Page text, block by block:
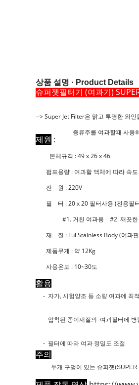
상품 설명 · Product Details
슈퍼젯필터기 (여과기)
--> Super Jet Filter은 맑고 투명한 와
증류주를 여과할때 사용하여
제원 :
본체규격 : 49 x 26 x 46
펌프용량 : 여과할 액체에 따라 속도
전 원 : 220V
필 터 : 20 x 20 필터사용 (전용필
#1. 거친 여과용 #2. 깨끗한
재 질 : Ful Stainless Body (여과판
제품무게 : 약 12Kg
사용온도 : 10~30도
활용
- 자가, 시험양조 등 소량 여과에 최
- 압착된 종이재질의 여과필터에 병
- 필터에 따라 여과 정밀도 조절
주의
두개 구멍이 있는 슈퍼젯